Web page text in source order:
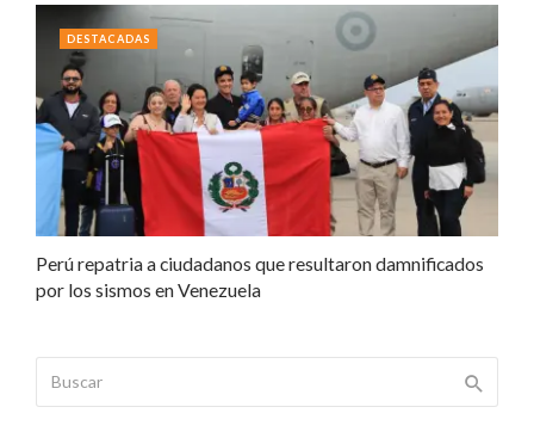
Perú repatria a ciudadanos que resultaron damnificados
por los sismos en Venezuela
DESTACADAS